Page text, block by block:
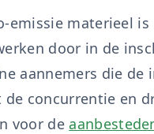
emissie materieel
door in de
aannemers die
concurrentie en
voor de